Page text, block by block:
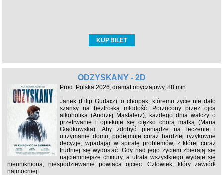
KUP BILET
ODZYSKANY - 2D
Prod. Polska 2026, dramat obyczajowy, 88 min
Janek (Filip Gurłacz) to chłopak, któremu życie nie dało
szansy na beztroską młodość. Porzucony przez ojca
alkoholika (Andrzej Mastalerz), każdego dnia walczy o
przetrwanie i opiekuje się ciężko chorą matką (Maria
Gładkowska). Aby zdobyć pieniądze na leczenie i
utrzymanie domu, podejmuje coraz bardziej ryzykowne
decyzje, wpadając w spiralę problemów, z której coraz
trudniej się wydostać. Gdy nad jego życiem zbierają się
najciemniejsze chmury, a utrata wszystkiego wydaje się
nieunikniona, niespodziewanie powraca ojciec. Człowiek, który zawiódł
najmocniej!